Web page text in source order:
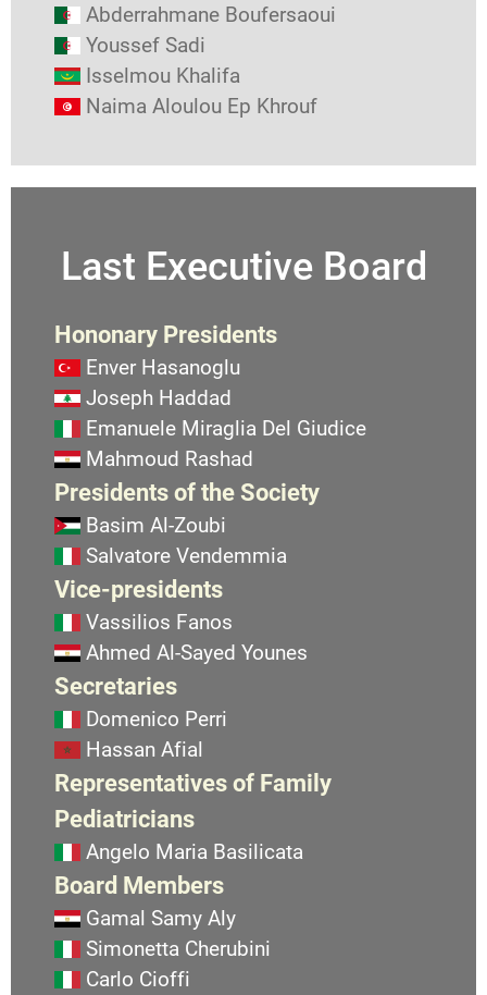
Abderrahmane Boufersaoui
Youssef Sadi
Isselmou Khalifa
Naima Aloulou Ep Khrouf
Last Executive Board
Hononary Presidents
Enver Hasanoglu
Joseph Haddad
Emanuele Miraglia Del Giudice
Mahmoud Rashad
Presidents of the Society
Basim Al-Zoubi
Salvatore Vendemmia
Vice-presidents
Vassilios Fanos
Ahmed Al-Sayed Younes
Secretaries
Domenico Perri
Hassan Afial
Representatives of Family
Pediatricians
Angelo Maria Basilicata
Board Members
Gamal Samy Aly
Simonetta Cherubini
Carlo Cioffi